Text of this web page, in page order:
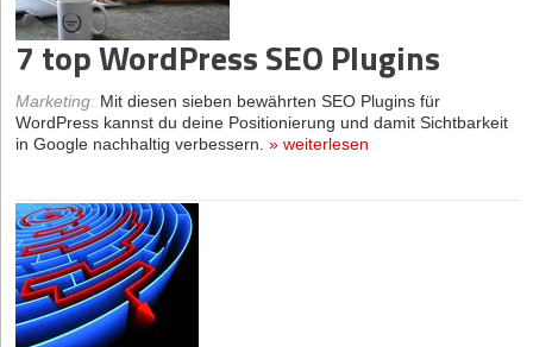
7 top WordPress SEO Plugins
Marketing: Mit diesen sieben bewährten SEO Plugins für
WordPress kannst du deine Positionierung und damit Sichtbarkeit
in Google nachhaltig verbessern. » weiterlesen